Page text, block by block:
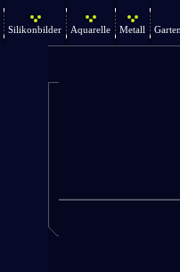
Silikonbilder Aquarelle Metall